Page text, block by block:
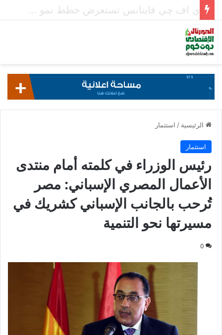
معدلات الشمول المالي تواصل ارتفاعها 79% من المواطنين يمتلكون حسابات نشطة تمكنهم من إجراء معاملات مالية
الرئيسية / استثمار
استثمار
رئيس الوزراء في كلمته أمام منتدى
الأعمال المصري الإسباني: مصر
تُرحب بالجانب الإسباني كشريك في
مسيرتها نحو التنمية
0